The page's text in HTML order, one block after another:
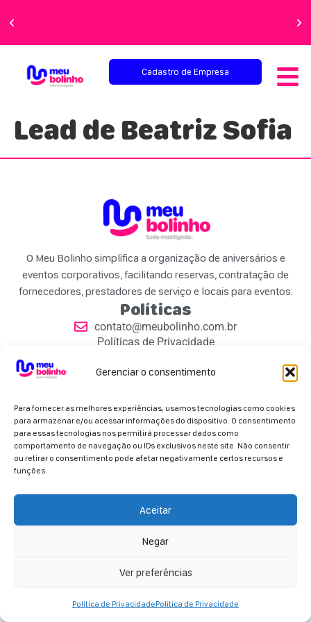
Gerenciar o consentimento
Para fornecer as melhores experiências, usamos tecnologias como cookies
para armazenar e/ou acessar informações do dispositivo. O consentimento
para essas tecnologias nos permitirá processar dados como
comportamento de navegação ou IDs exclusivos neste site. Não consentir
ou retirar o consentimento pode afetar negativamente certos recursos e
funções.
Aceitar
Negar
Ver preferências
Politica de PrivacidadePolitica de Privacidade
perfeita!
Cadastro de Empresa
Lead de Beatriz Sofia
O Meu Bolinho simplifica a organização de aniversários e
eventos corporativos, facilitando reservas, contratação de
fornecedores, prestadores de serviço e locais para eventos.
Políticas
contato@meubolinho.com.br
Políticas de Privacidade
Parceiros Oficiais
Copyright 2026 - Meu Bolinho. Todos os direitos